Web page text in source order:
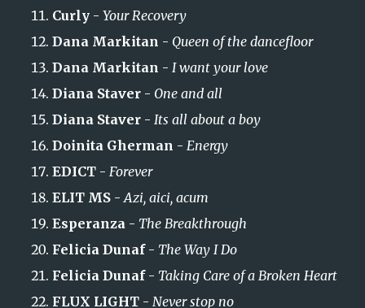
Curly - Your Recovery
Dana Markitan - Queen of the dancefloor
Dana Markitan - I want your love
Diana Staver - One and all
Diana Staver - Its all about a boy
Doinita Gherman - Energy
EDICT - Forever
ELIT MS -Azi, aici, acum
Esperanza - The Breakthrough
Felicia Dunaf- The Way I Do
Felicia Dunaf - Taking Care of a Broken Heart
FLUX LIGHT - Never stop no